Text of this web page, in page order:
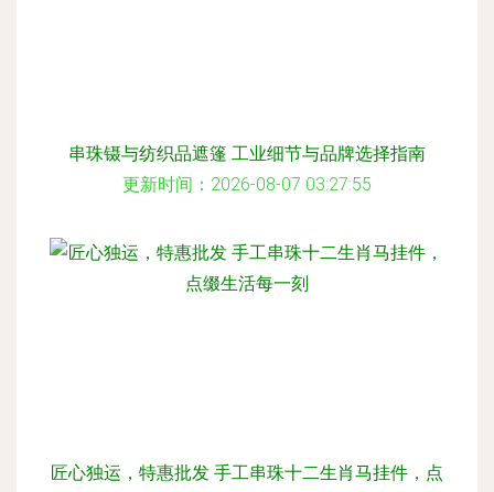
串珠镊与纺织品遮篷 工业细节与品牌选择指南
更新时间：2026-08-07 03:27:55
匠心独运，特惠批发 手工串珠十二生肖马挂件，点